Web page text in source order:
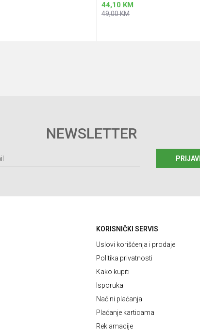
44,10 KM
49,00KM
NEWSLETTER
KORISNIČKI SERVIS
Uslovi korišćenja i prodaje
Politika privatnosti
Kako kupiti
Isporuka
Načini plaćanja
Plaćanje karticama
Reklamacije